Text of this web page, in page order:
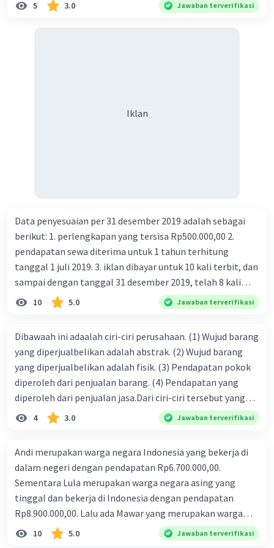
Italia".
5 3.0 Jawaban terverifikasi
Iklan
Data penyesuaian per 31 desember 2019 adalah sebagai
berikut: 1. perlengkapan yang tersisa Rp500.000,00 2.
pendapatan sewa diterima untuk 1 tahun terhitung
tanggal 1 juli 2019. 3. iklan dibayar untuk 10 kali terbit, dan
sampai dengan tanggal 31 desember 2019, telah 8 kali
terbit. 4. gaji terutang untuk periode berjalan sebesar
Rp800.000,00 dari data di atas, pencatatan jurnal pembalik
10 5.0 Jawaban terverifikasi
Dibawaah ini adaalah ciri-ciri perusahaan. (1) Wujud barang
yang diperjualbelikan adalah abstrak. (2) Wujud barang
yang diperjualbelikan adalah fisik. (3) Pendapatan pokok
diperoleh dari penjualan barang. (4) Pendapatan yang
diperoleh dari penjualan jasa.Dari ciri-ciri tersebut yang
merupakan ciri dari perusahaan dagang ditunjukan pada
nomor…. a. 1 dan 3 b. 3 dan 4 c. 2 dan 3 d. 1 dan 2 e. 2 dan 4
4 3.0 Jawaban terverifikasi
Andi merupakan warga negara Indonesia yang bekerja di
dalam negeri dengan pendapatan Rp6.700.000,00.
Sementara Lula merupakan warga negara asing yang
tinggal dan bekerja di Indonesia dengan pendapatan
Rp8.900.000,00. Lalu ada Mawar yang merupakan warga
negara Indonesia yang tinggal dan bekerja di luar negeri
dengan pendapatan Rp11.000.000,00. Hitunglah PNB
10 5.0 Jawaban terverifikasi